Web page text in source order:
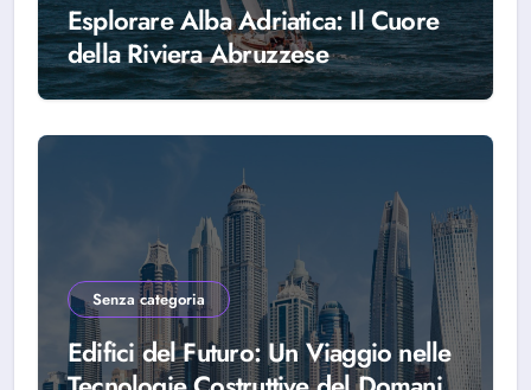
Esplorare Alba Adriatica: Il Cuore
della Riviera Abruzzese
Senza categoria
Edifici del Futuro: Un Viaggio nelle